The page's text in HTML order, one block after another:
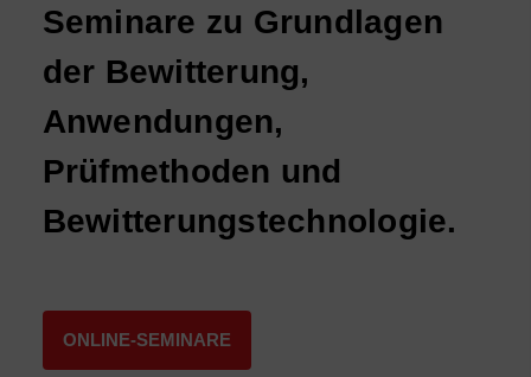
Seminare zu Grundlagen
der Bewitterung,
Anwendungen,
Prüfmethoden und
Bewitterungstechnologie.
ONLINE-SEMINARE